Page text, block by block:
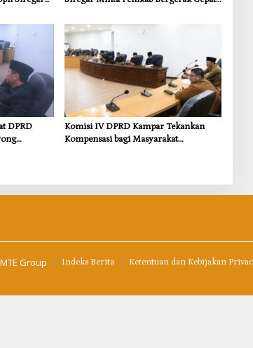
Wujudkan Kampar Dihati
DPRD
Komisi IV DPRD Kampar Tekankan
Kompensasi bagi Masyarakat
MTE Group Indeks Berita Ketentuan dan Kebijakan